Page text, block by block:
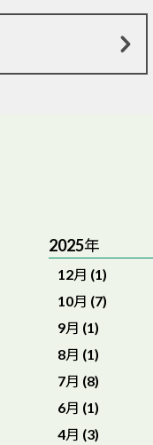
2025年
12月 (1)
10月 (7)
9月 (1)
8月 (1)
7月 (8)
6月 (1)
4月 (3)